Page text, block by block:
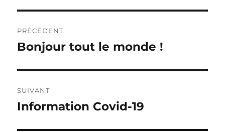
de
PRÉCÉDENT
Publication
Bonjour tout le monde !
SUIVANT
Publication
Information Covid-19